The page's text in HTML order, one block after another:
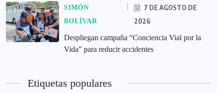
SIMÓN
BOLÍVAR
7 DE AGOSTO DE
2026
‎Despliegan campaña “Conciencia Vial por la
Vida” para reducir accidentes
Etiquetas populares